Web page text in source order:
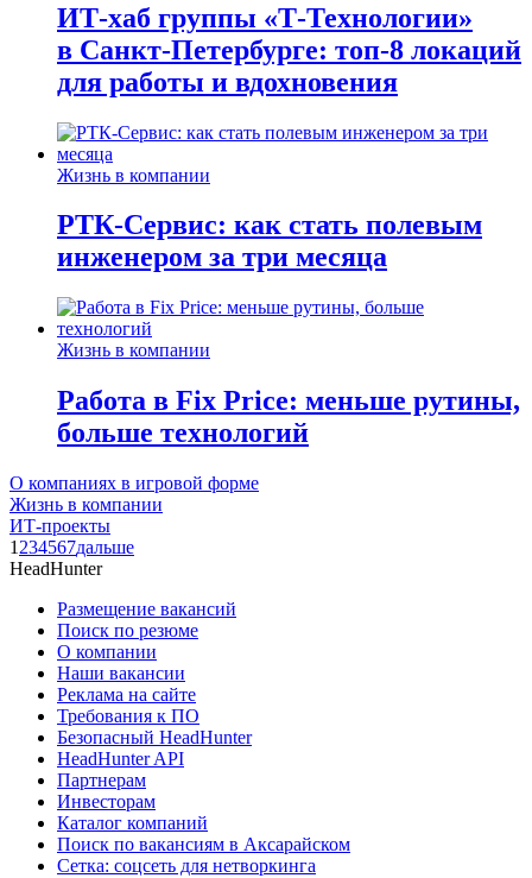
ИТ-хаб группы «Т-Технологии»
в Санкт-Петербурге: топ-8 локаций
для работы и вдохновения
Жизнь в компании
РТК-Сервис: как стать полевым
инженером за три месяца
Жизнь в компании
Работа в Fix Price: меньше рутины,
больше технологий
О компаниях в игровой форме
Жизнь в компании
ИТ-проекты
1 234567дальше
HeadHunter
Размещение вакансий
Поиск по резюме
О компании
Наши вакансии
Реклама на сайте
Требования к ПО
Безопасный HeadHunter
HeadHunter API
Партнерам
Инвесторам
Каталог компаний
Поиск по вакансиям в Аксарайском
Сетка: соцсеть для нетворкинга